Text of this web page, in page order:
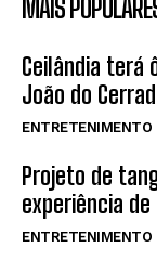
MAIS
Ceilândia terá
João do
ENTRETENIMENTO
Projeto de
experiência
ENTRETENIMENTO